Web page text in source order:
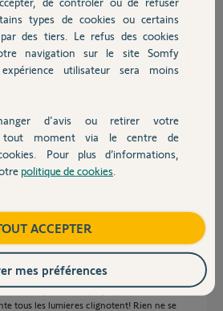
au fil de discussion
allumé ?
avec vue sur les raccordements et la
allumé, mais lorsque j'appuie sur un des
tous les lumieres clignotent! Rien ne se
types de cookies ou certains
des tiers. Le refus des cookies
navigation sur le site Somfy
utilisateur sera moins
d'avis ou retirer votre
tout moment via le centre de
Pour plus d’informations,
politique de cookies
ACCEPTER
mes préférences